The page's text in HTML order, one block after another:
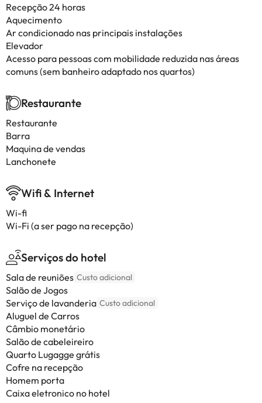
Recepção 24 horas
Aquecimento
Ar condicionado nas principais instalações
Elevador
Acesso para pessoas com mobilidade reduzida nas áreas
comuns (sem banheiro adaptado nos quartos)
Restaurante
Restaurante
Barra
Maquina de vendas
Lanchonete
Wifi & Internet
Wi-fi
Wi-Fi (a ser pago na recepção)
Serviços do hotel
Sala de reuniões Custo adicional
Salão de Jogos
Serviço de lavanderia Custo adicional
Aluguel de Carros
Câmbio monetário
Salão de cabeleireiro
Quarto Lugagge grátis
Cofre na recepção
Homem porta
Caixa eletronico no hotel